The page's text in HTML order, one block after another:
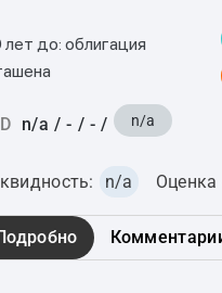
лет до: облигация
n/a / - / - / n/a
n/a Оценка